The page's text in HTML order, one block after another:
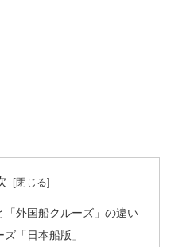
「外国船クルーズ」の違い
「日本船版」